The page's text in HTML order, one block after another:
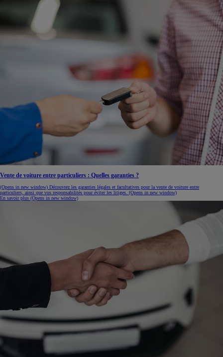
Vente de voiture entre particuliers : Quelles garanties ?
(Opens in new window) Découvrez les garanties légales et facultatives pour la vente de voiture entre
particuliers, ainsi que vos responsabilités pour éviter les litiges. (Opens in new window)
En savoir plus (Opens in new window)